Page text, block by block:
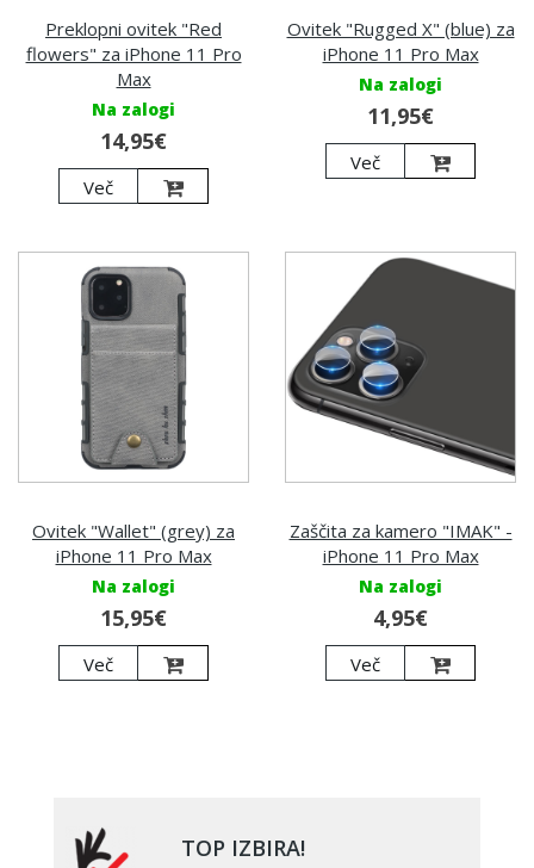
Preklopni ovitek "Red
flowers" za iPhone 11 Pro
Max
Na zalogi
14,95€
Več
Ovitek "Rugged X" (blue) za
iPhone 11 Pro Max
Na zalogi
11,95€
Več
Ovitek "Wallet" (grey) za
iPhone 11 Pro Max
Na zalogi
15,95€
Več
Zaščita za kamero "IMAK" -
iPhone 11 Pro Max
Na zalogi
4,95€
Več
TOP IZBIRA!